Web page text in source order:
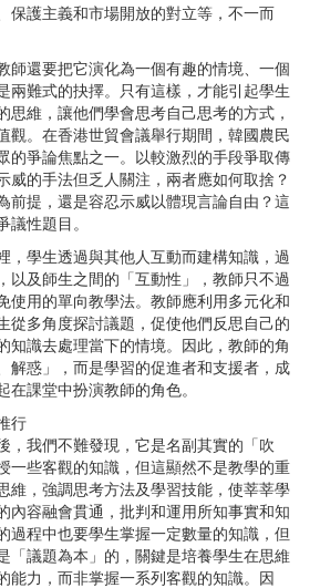
保護主義和市場開放的對立等，不一而
師還要把它演化為一個有趣的情境、一個
兩難式的抉擇。只有這樣，才能引起學生
思維，讓他們學會思考自己思考的方式，
觀。在香港世貿會議舉行期間，韓國農民
的爭論焦點之一。以較激烈的手段爭取傳
威的手法但乏人關注，兩者應如何取捨？
前提，還是容忍示威以體現言論自由？這
議性題目。
，學生透過與其他人互動而建構知識，過
以及師生之間的「互動性」，教師只不過
使用的單向教學法。教師應利用多元化和
從多角度探討議題，促使他們反思自己的
知識去處理當下的情境。因此，教師的角
解惑」，而是學習的促進者和支援者，成
在課堂中扮演教師的角色。
行
，我們不難發現，它是名副其實的「吹
一些客觀的知識，但這顯然不是教學的重
維，強調思考方法及學習技能，使莘莘學
內容融會貫通，批判和運用所知事實和知
過程中也要學生掌握一定數量的知識，但
「議題為本」的，關鍵是培養學生在思維
能力，而非掌握一系列客觀的知識。因